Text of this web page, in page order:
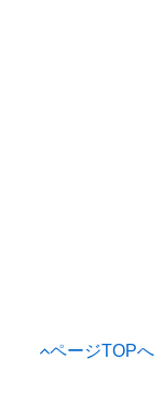
ページTOPへ